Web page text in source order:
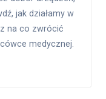
jak działamy w
na co zwrócić
medycznej.